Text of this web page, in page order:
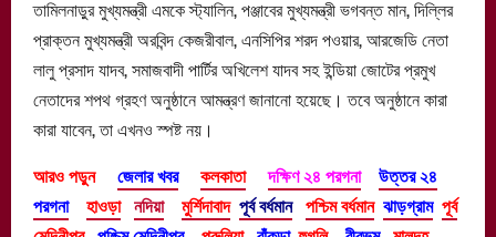
তামিলনাড়ুর মুখ্যমন্ত্রী এমকে স্ট্যালিন, পঞ্জাবের মুখ্যমন্ত্রী ভগবন্ত মান, দিল্লির
প্রাক্তন মুখ্যমন্ত্রী অরবিন্দ কেজরীবাল, এনসিপির শরদ পওয়ার, আরজেডি নেতা
লালু প্রসাদ যাদব, সমাজবাদী পার্টির অখিলেশ যাদব সহ ইন্ডিয়া জোটের প্রমুখ
নেতাদের শপথ গ্রহণ অনুষ্ঠানে আমন্ত্রণ জানানো হয়েছে। তবে অনুষ্ঠানে কারা
কারা যাবেন, তা এখনও স্পষ্ট নয়।
আরও পড়ুন
জেলার খবর কলকাতা দক্ষিণ ২৪ পরগনা
উত্তর ২৪
পরগনা
হাওড়া নদিয়া মুর্শিদাবাদ পূর্ব বর্ধমান পশ্চিম বর্ধমান ঝাড়গ্রাম পূর্ব